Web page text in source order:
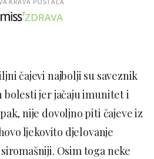
čajevi najbolji su saveznik
jer jačaju imunitet i
nije dovoljno piti čajeve iz
ljekovito djelovanje
Osim toga neke